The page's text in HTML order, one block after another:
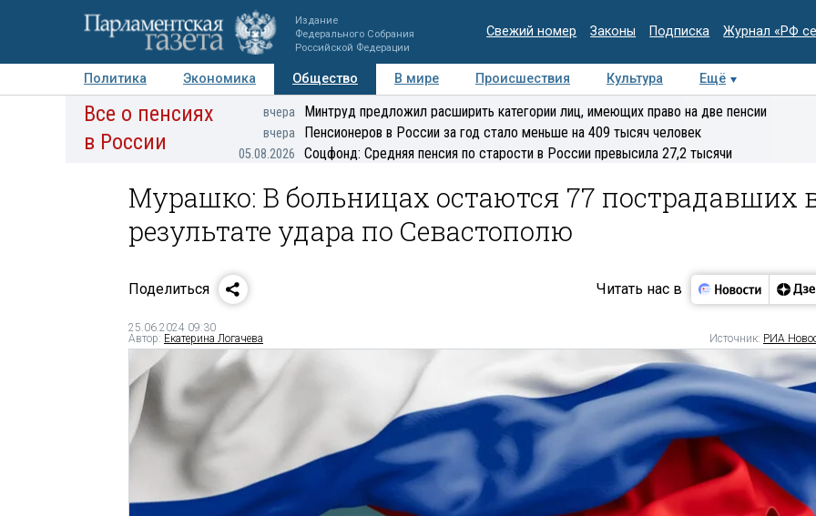
Издание
Федерального Собрания
Российской Федерации
Свежий номер Законы Подписка Журнал «РФ
Политика Экономика Общество В мире Происшествия Культура
Ещё
Авторы Персоны Мнения Регионы Медиацентр Интервью Колумнисты
Все о пенсиях
в России
вчера Минтруд предложил расширить категории лиц, имеющих право на две пенсии
вчера Пенсионеров в России за год стало меньше на 409 тысяч человек
05.08.2026 Соцфонд: Средняя пенсия по старости в России превысила 27,2 тысячи
Мурашко: В больницах остаются 77 пострадавших
результате удара по Севастополю
Поделиться Читать нас в
25.06.2024 09:30
Автор: Екатерина Логачева Источник: РИА